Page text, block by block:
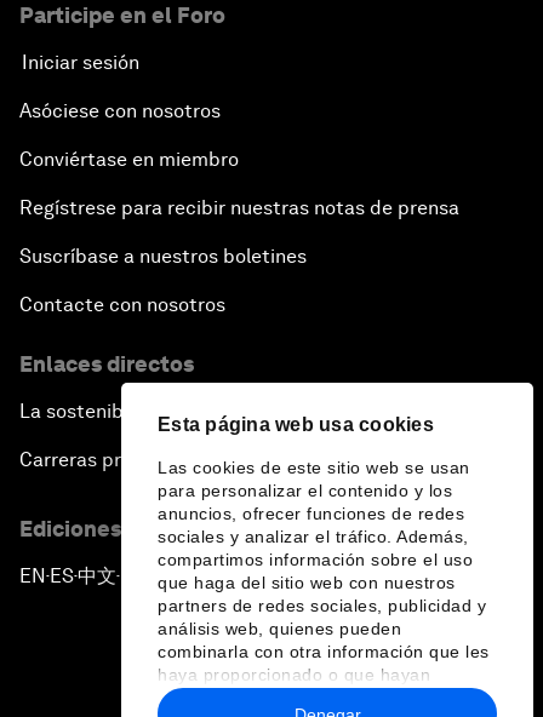
Esta página web usa cookies
Las cookies de este sitio web se usan
para personalizar el contenido y los
anuncios, ofrecer funciones de redes
sociales y analizar el tráfico. Además,
compartimos información sobre el uso
que haga del sitio web con nuestros
partners de redes sociales, publicidad y
análisis web, quienes pueden
combinarla con otra información que les
haya proporcionado o que hayan
recopilado a partir del uso que haya
Participe en el Foro
Iniciar sesión
Asóciese con nosotros
Conviértase en miembro
Regístrese para recibir nuestras notas de prensa
Suscríbase a nuestros boletines
Contacte con nosotros
Enlaces directos
La sostenibilidad en el Foro
Carreras profesionales
Ediciones en otros idiomas
EN ▪ES▪中文▪ 日本語